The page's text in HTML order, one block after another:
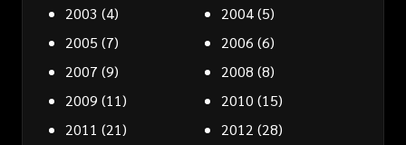
2003 (4) 2004(5)
2005 (7) 2006 (6)
2007 (9) 2008 (8)
2009 (11) 2010 (15)
2011 (21) 2012 (28)